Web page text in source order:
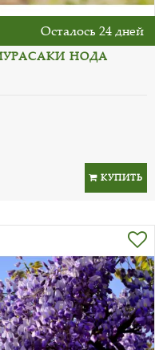
Осталось 24 дней
НОДА
КУПИТЬ